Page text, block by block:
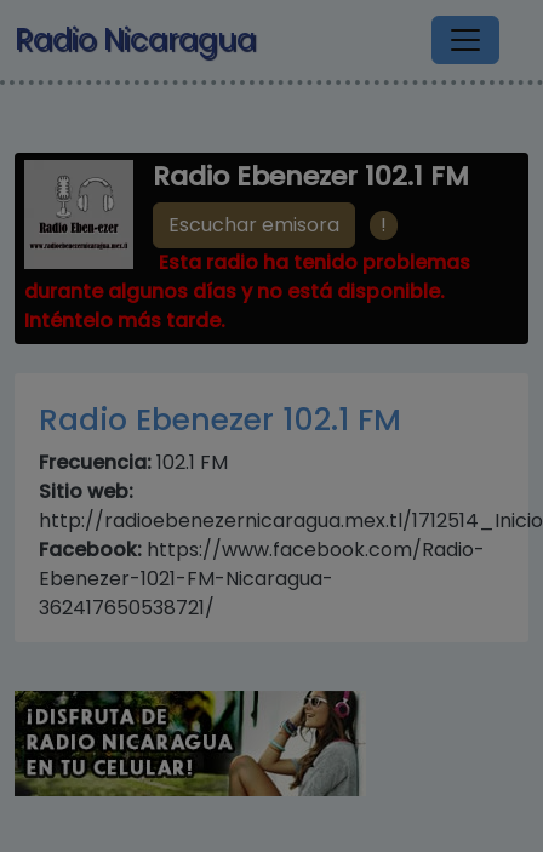
Pasar al contenido principal
Radio Nicaragua
Radio Ebenezer 102.1 FM
Escuchar emisora
!
Esta radio ha tenido problemas
durante algunos días y no está disponible.
Inténtelo más tarde.
Radio Ebenezer 102.1 FM
Frecuencia:102.1 FM
Sitio web:
http://radioebenezernicaragua.mex.tl/
Facebook: https://www.facebook.com/Radio-
Ebenezer-1021-FM-Nicaragua-
362417650538721/